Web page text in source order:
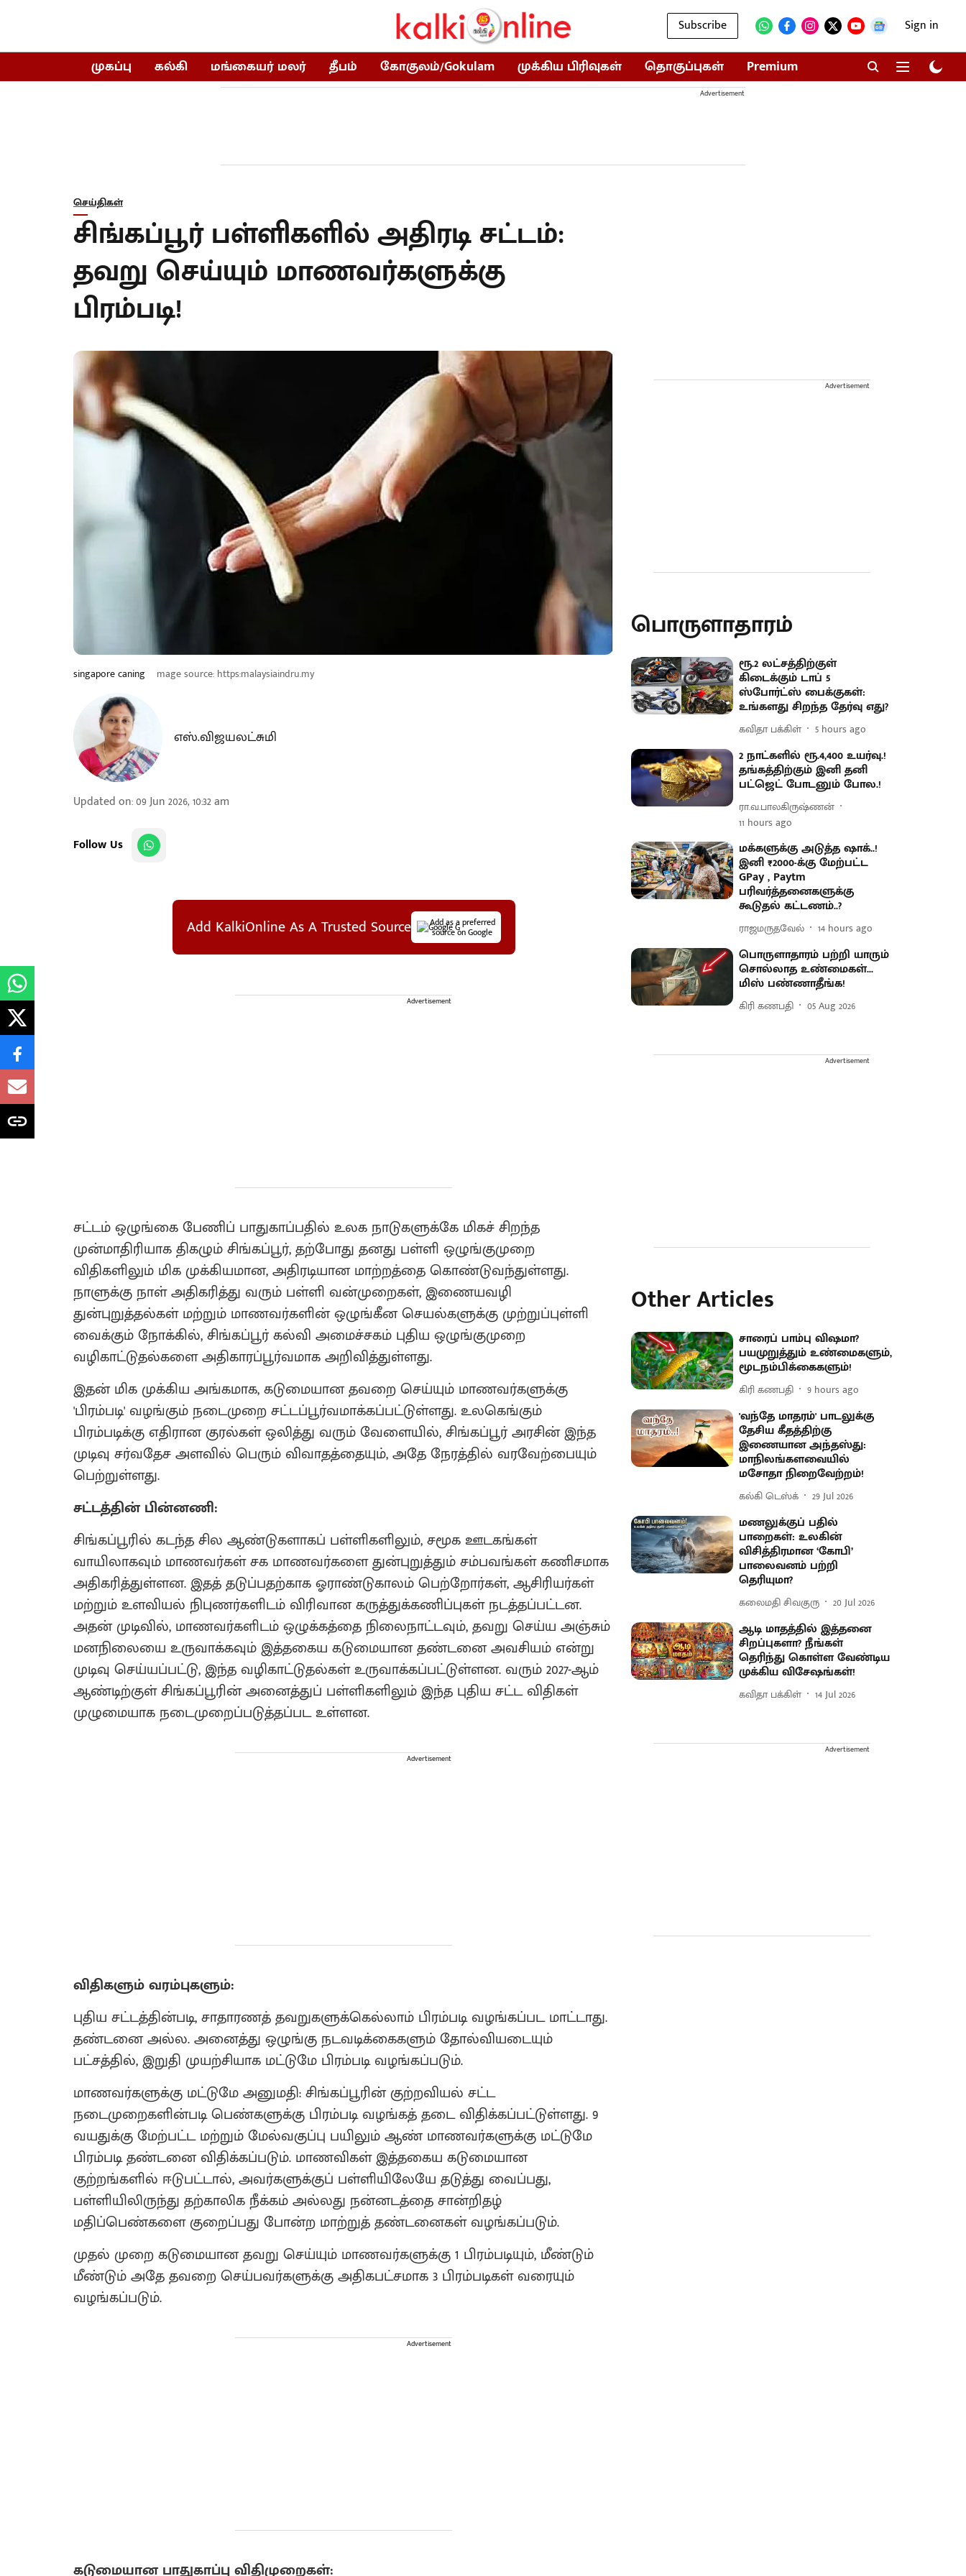
Subscribe Sign in
முகப்பு கல்கி மங்கையர் மலர் தீபம் கோகுலம்/Gokulam முக்கிய பிரிவுகள் தொகுப்புகள் Premium
Advertisement
செய்திகள்
சிங்கப்பூர் பள்ளிகளில் அதிரடி சட்டம்:
தவறு செய்யும் மாணவர்களுக்கு
பிரம்படி!
singapore caning mage source: https:malaysiaindru.my
எஸ்.விஜயலட்சுமி
Updated on:09 Jun 2026, 10:32 am
Follow Us
Add KalkiOnline As A Trusted Source Add as a preferred
source on Google
Advertisement
சட்டம் ஒழுங்கை பேணிப் பாதுகாப்பதில் உலக நாடுகளுக்கே மிகச் சிறந்த
முன்மாதிரியாக திகழும் சிங்கப்பூர், தற்போது தனது பள்ளி ஒழுங்குமுறை
விதிகளிலும் மிக முக்கியமான, அதிரடியான மாற்றத்தை கொண்டுவந்துள்ளது.
நாளுக்கு நாள் அதிகரித்து வரும் பள்ளி வன்முறைகள், இணையவழி
துன்புறுத்தல்கள் மற்றும் மாணவர்களின் ஒழுங்கீன செயல்களுக்கு முற்றுப்புள்ளி
வைக்கும் நோக்கில், சிங்கப்பூர் கல்வி அமைச்சகம் புதிய ஒழுங்குமுறை
வழிகாட்டுதல்களை அதிகாரப்பூர்வமாக அறிவித்துள்ளது.
இதன் மிக முக்கிய அங்கமாக, கடுமையான தவறை செய்யும் மாணவர்களுக்கு
'பிரம்படி' வழங்கும் நடைமுறை சட்டப்பூர்வமாக்கப்பட்டுள்ளது. உலகெங்கும்
பிரம்படிக்கு எதிரான குரல்கள் ஒலித்து வரும் வேளையில், சிங்கப்பூர் அரசின் இந்த
முடிவு சர்வதேச அளவில் பெரும் விவாதத்தையும், அதே நேரத்தில் வரவேற்பையும்
பெற்றுள்ளது.
சட்டத்தின் பின்னணி:
சிங்கப்பூரில் கடந்த சில ஆண்டுகளாகப் பள்ளிகளிலும், சமூக ஊடகங்கள்
வாயிலாகவும் மாணவர்கள் சக மாணவர்களை துன்புறுத்தும் சம்பவங்கள் கணிசமாக
அதிகரித்துள்ளன. இதத் தடுப்பதற்காக ஓராண்டுகாலம் பெற்றோர்கள், ஆசிரியர்கள்
மற்றும் உளவியல் நிபுணர்களிடம் விரிவான கருத்துக்கணிப்புகள் நடத்தப்பட்டன.
அதன் முடிவில், மாணவர்களிடம் ஒழுக்கத்தை நிலைநாட்டவும், தவறு செய்ய அஞ்சும்
மனநிலையை உருவாக்கவும் இத்தகைய கடுமையான தண்டனை அவசியம் என்று
முடிவு செய்யப்பட்டு, இந்த வழிகாட்டுதல்கள் உருவாக்கப்பட்டுள்ளன. வரும் 2027-ஆம்
ஆண்டிற்குள் சிங்கப்பூரின் அனைத்துப் பள்ளிகளிலும் இந்த புதிய சட்ட விதிகள்
முழுமையாக நடைமுறைப்படுத்தப்பட உள்ளன.
Advertisement
விதிகளும் வரம்புகளும்:
புதிய சட்டத்தின்படி, சாதாரணத் தவறுகளுக்கெல்லாம் பிரம்படி வழங்கப்பட மாட்டாது.
தண்டனை அல்ல. அனைத்து ஒழுங்கு நடவடிக்கைகளும் தோல்வியடையும்
பட்சத்தில், இறுதி முயற்சியாக மட்டுமே பிரம்படி வழங்கப்படும்.
மாணவர்களுக்கு மட்டுமே அனுமதி: சிங்கப்பூரின் குற்றவியல் சட்ட
நடைமுறைகளின்படி பெண்களுக்கு பிரம்படி வழங்கத் தடை விதிக்கப்பட்டுள்ளது. 9
வயதுக்கு மேற்பட்ட மற்றும் மேல்வகுப்பு பயிலும் ஆண் மாணவர்களுக்கு மட்டுமே
பிரம்படி தண்டனை விதிக்கப்படும். மாணவிகள் இத்தகைய கடுமையான
குற்றங்களில் ஈடுபட்டால், அவர்களுக்குப் பள்ளியிலேயே தடுத்து வைப்பது,
பள்ளியிலிருந்து தற்காலிக நீக்கம் அல்லது நன்னடத்தை சான்றிதழ்
மதிப்பெண்களை குறைப்பது போன்ற மாற்றுத் தண்டனைகள் வழங்கப்படும்.
முதல் முறை கடுமையான தவறு செய்யும் மாணவர்களுக்கு 1 பிரம்படியும், மீண்டும்
மீண்டும் அதே தவறை செய்பவர்களுக்கு அதிகபட்சமாக 3 பிரம்படிகள் வரையும்
வழங்கப்படும்.
Advertisement
கடுமையான பாதுகாப்பு விதிமுறைகள்:
Advertisement
பொருளாதாரம்
ரூ.2 லட்சத்திற்குள்
கிடைக்கும் டாப் 5
ஸ்போர்ட்ஸ் பைக்குகள்:
உங்களது சிறந்த தேர்வு எது?
கவிதா பக்கிள் 5 hours ago
2 நாட்களில் ரூ.4,400 உயர்வு.!
தங்கத்திற்கும் இனி தனி
பட்ஜெட் போடனும் போல.!
ரா.வ.பாலகிருஷ்ணன்
11 hours ago
மக்களுக்கு அடுத்த ஷாக்..!
இனி ₹2000-க்கு மேற்பட்ட
GPay , Paytm
பரிவர்த்தனைகளுக்கு
கூடுதல் கட்டணம்..?
ராஜமருதவேல் 14 hours ago
பொருளாதாரம் பற்றி யாரும்
சொல்லாத உண்மைகள்...
மிஸ் பண்ணாதீங்க!
கிரி கணபதி 05 Aug 2026
Advertisement
Other Articles
சாரைப் பாம்பு விஷமா?
பயமுறுத்தும் உண்மைகளும்,
மூடநம்பிக்கைகளும்!
கிரி கணபதி 9 hours ago
'வந்தே மாதரம்' பாடலுக்கு
தேசிய கீதத்திற்கு
இணையான அந்தஸ்து:
மாநிலங்களவையில்
மசோதா நிறைவேற்றம்!
கல்கி டெஸ்க் 29 Jul 2026
மணலுக்குப் பதில்
பாறைகள்: உலகின்
விசித்திரமான ‘கோபி’
பாலைவனம் பற்றி
தெரியுமா?
கலைமதி சிவகுரு 20 Jul 2026
ஆடி மாதத்தில் இத்தனை
சிறப்புகளா? நீங்கள்
தெரிந்து கொள்ள வேண்டிய
முக்கிய விசேஷங்கள்!
கவிதா பக்கிள் 14 Jul 2026
Advertisement